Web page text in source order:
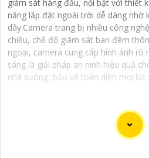
giám sát hàng đầu, nổi bật với thiết
năng lắp đặt ngoài trời dễ dàng nhờ
dây.Camera trang bị nhiều công
chiều, chế độ giám sát ban đêm
ngoại, camera cung cấp hình ảnh rõ
sáng là giải pháp an ninh hiệu quả
nhà xưởng, bảo vệ toàn diện mọi lúc